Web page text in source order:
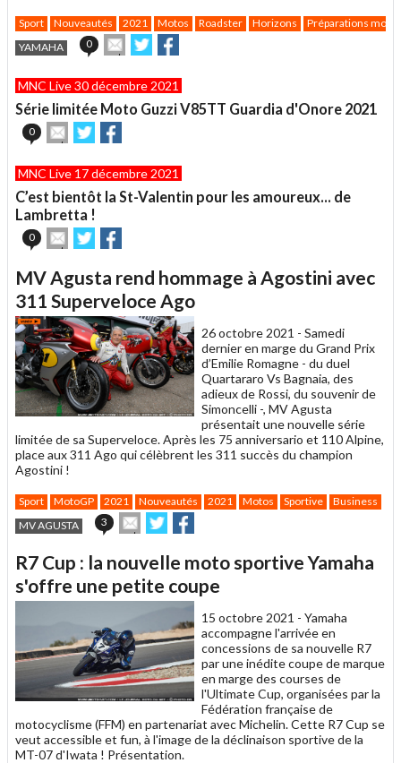
Sport Nouveautés 2021 Motos Roadster Horizons
Préparations moto
YAMAHA
0
Envoyer
cet
à
un
ami
Partager
sur sur
MNC Live 30 décembre 2021
Série limitée Moto Guzzi V85TT Guardia d'Onore 2021
0
Envoyer
cet
à
un
ami
Partager
sur sur
MNC Live 17 décembre 2021
C’est bientôt la St-Valentin pour les amoureux... de
Lambretta !
0
Envoyer
cet
à
un
ami
Partager
sur sur
MV Agusta rend hommage à Agostini avec
311 Superveloce Ago
26 octobre 2021 - Samedi
dernier en marge du Grand Prix
d’Emilie Romagne - du duel
Quartararo Vs Bagnaia, des
adieux de Rossi, du souvenir de
Simoncelli -, MV Agusta
présentait une nouvelle série
limitée de sa Superveloce. Après les 75 anniversario et 110 Alpine,
place aux 311 Ago qui célèbrent les 311 succès du champion
Agostini !
Sport MotoGP 2021 Nouveautés 2021 Motos Sportive
Business
MV AGUSTA
3
Envoyer
cet
à
un
ami
Partager
sur sur
R7 Cup : la nouvelle moto sportive Yamaha
s'offre une petite coupe
15 octobre 2021 - Yamaha
accompagne l'arrivée en
concessions de sa nouvelle R7
par une inédite coupe de marque
en marge des courses de
l'Ultimate Cup, organisées par la
Fédération française de
motocyclisme (FFM) en partenariat avec Michelin. Cette R7 Cup se
veut accessible et fun, à l'image de la déclinaison sportive de la
MT-07 d'Iwata ! Présentation.